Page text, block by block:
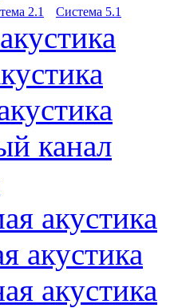
2.1 Система 5.1
канал
акустика
акустика
акустика